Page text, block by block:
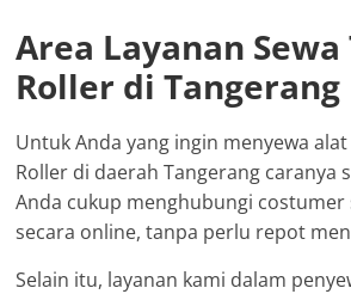
Area Layanan
Roller di Tangerang
Untuk Anda yang ingin menyewa
Roller di daerah Tangerang caranya
Anda cukup menghubungi costumer
secara online, tanpa perlu repot
Selain itu, layanan kami dalam